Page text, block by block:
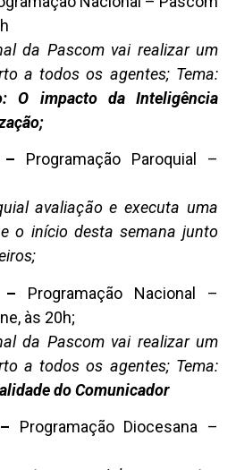
da Pascom vai realizar um
a todos os agentes; Tema:
O impacto da Inteligência
– Programação Paroquial –
avaliação e executa uma
o início desta semana junto
– Programação Nacional –
às 20h;
da Pascom vai realizar um
a todos os agentes; Tema:
do Comunicador
Programação Diocesana –